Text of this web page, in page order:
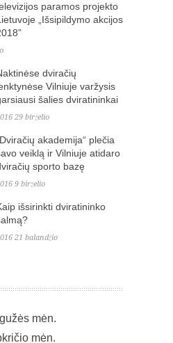
paramos projekto
„Išsipildymo akcijos
dviračių
Vilniuje varžysis
šalies dviratininkai
29 birželio
„Dviračių akademija“ plečia
veiklą ir Vilniuje atidaro
sporto bazę
9 birželio
išsirinkti dviratininko
21 balandžio
mėn.
mėn.